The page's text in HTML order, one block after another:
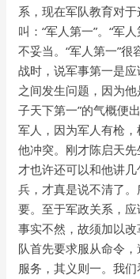
系，现在军队教育对
叫：“军人第一”。“军
不妥当。“军人第一”
战时，说军事第一是应
之间发生问题，因为
子天下第一”的气概便
军人，因为军人有枪
他冲突。刚才陈启天先
才也许还可以和他讲
兵，才真是说不清了
要。至于军政关系，
事实不然，故须加以
队首先要求服从命令
服务，其义则一。我